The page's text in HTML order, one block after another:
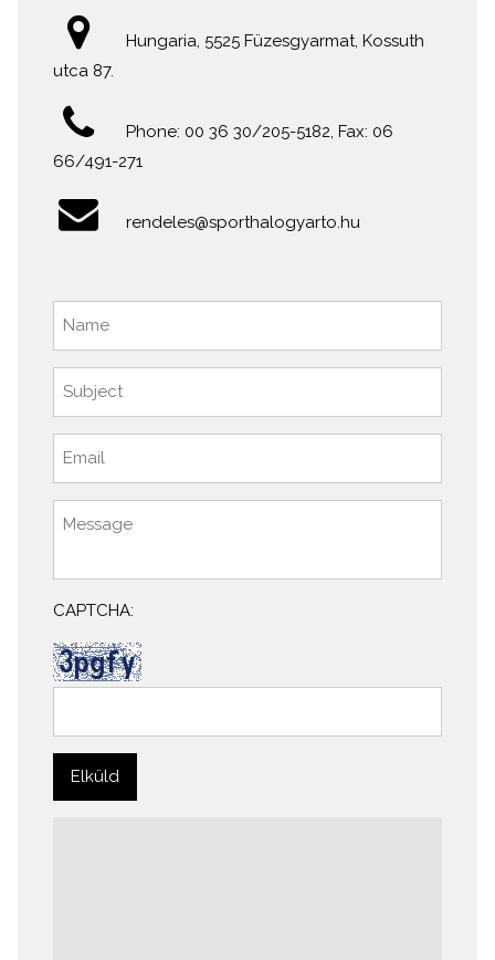
Hungaria, 5525 Füzesgyarmat, Kossuth
utca 87.
Phone: 00 36 30/205-5182, Fax: 06
66/491-271
rendeles@sporthalogyarto.hu
CAPTCHA: